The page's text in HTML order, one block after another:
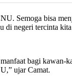
Semoga bisa
di negeri tercinta
bagi kawan-
ujar Camat.